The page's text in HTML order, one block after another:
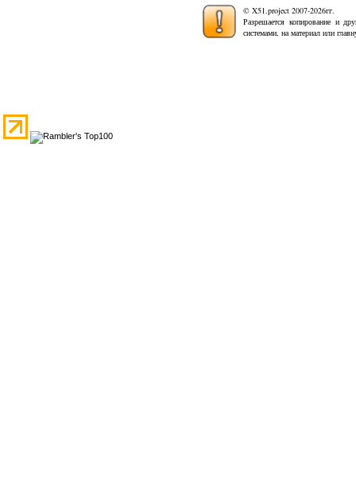
© X51.project 2007-2026гг.
Разрешается копирование и
системами, на материал или